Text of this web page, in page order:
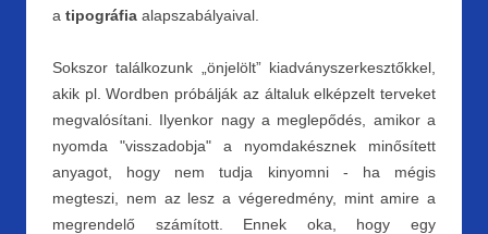
a tipográfia alapszabályaival.
Sokszor találkozunk „önjelölt” kiadványszerkesztőkkel,
akik pl. Wordben próbálják az általuk elképzelt terveket
megvalósítani. Ilyenkor nagy a meglepődés, amikor a
nyomda "visszadobja" a nyomdakésznek minősített
anyagot, hogy nem tudja kinyomni - ha mégis
megteszi, nem az lesz a végeredmény, mint amire a
megrendelő számított. Ennek oka, hogy egy